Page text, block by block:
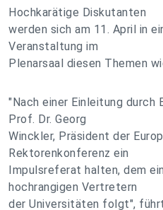
Hochkarätige Diskutanten
werden sich am 11. April in
Veranstaltung im
Plenarsaal diesen Themen
"Nach einer Einleitung durch
Prof. Dr. Georg
Winckler, Präsident der
Rektorenkonferenz ein
Impulsreferat halten, dem
hochrangigen Vertretern
der Universitäten folgt",